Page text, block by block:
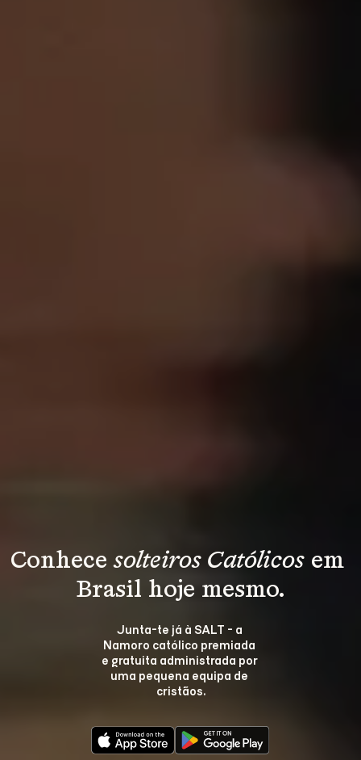
Conhece solteiros Católicos em
Brasil hoje mesmo.
Junta-te já à SALT - a
Namoro católico premiada
e gratuita administrada por
uma pequena equipa de
cristãos.